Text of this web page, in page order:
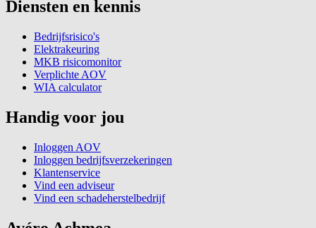
Diensten en kennis
Bedrijfsrisico's
Elektrakeuring
MKB risicomonitor
Verplichte AOV
WIA calculator
Handig voor jou
Inloggen AOV
Inloggen bedrijfsverzekeringen
Klantenservice
Vind een adviseur
Vind een schadeherstelbedrijf